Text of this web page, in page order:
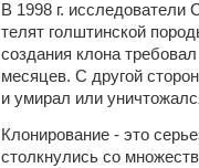
В 1998 г.
телят голштинской
создания клона
месяцев. С другой
и умирал или
Клонирование - это
столкнулись со